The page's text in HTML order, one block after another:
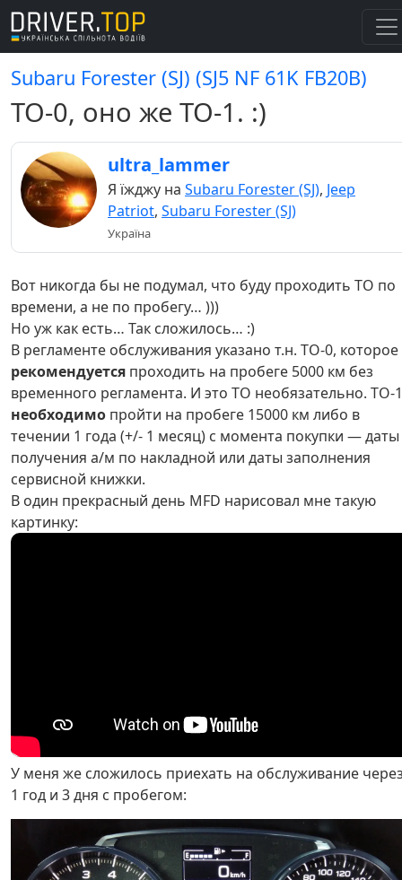
Subaru Forester (SJ) (SJ5 NF 61K FB20B)
ТО-0, оно же ТО-1. :)
ultra_lammer
Я їжджу на Subaru Forester (SJ), Jeep
Patriot, Subaru Forester (SJ)
Україна
Вот никогда бы не подумал, что буду проходить ТО по
времени, а не по пробегу… )))
Но уж как есть… Так сложилось… :)
В регламенте обслуживания указано т.н. ТО-0, которое
рекомендуется проходить на пробеге 5000 км без
временного регламента. И это ТО необязательно. ТО-1
необходимо пройти на пробеге 15000 км либо в
течении 1 года (+/- 1 месяц) с момента покупки — даты
получения а/м по накладной или даты заполнения
сервисной книжки.
В один прекрасный день MFD нарисовал мне такую
картинку:
У меня же сложилось приехать на обслуживание
1 год и 3 дня с пробегом: